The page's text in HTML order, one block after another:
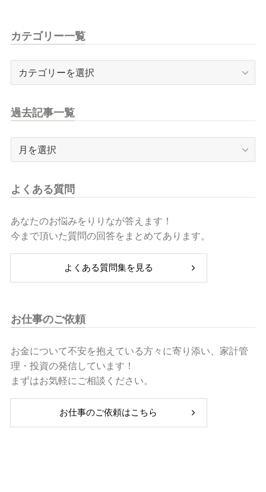
カテゴリー一覧
リ
一
覧
過去記事一覧
事
覧
よくある質問
あなたのお悩みをりりなが答えます！
今まで頂いた質問の回答をまとめてあります。
よくある質問集を見る
お仕事のご依頼
お金について不安を抱えている方々に寄り添い、家計管
理・投資の発信しています！
まずはお気軽にご相談ください。
お仕事のご依頼はこちら